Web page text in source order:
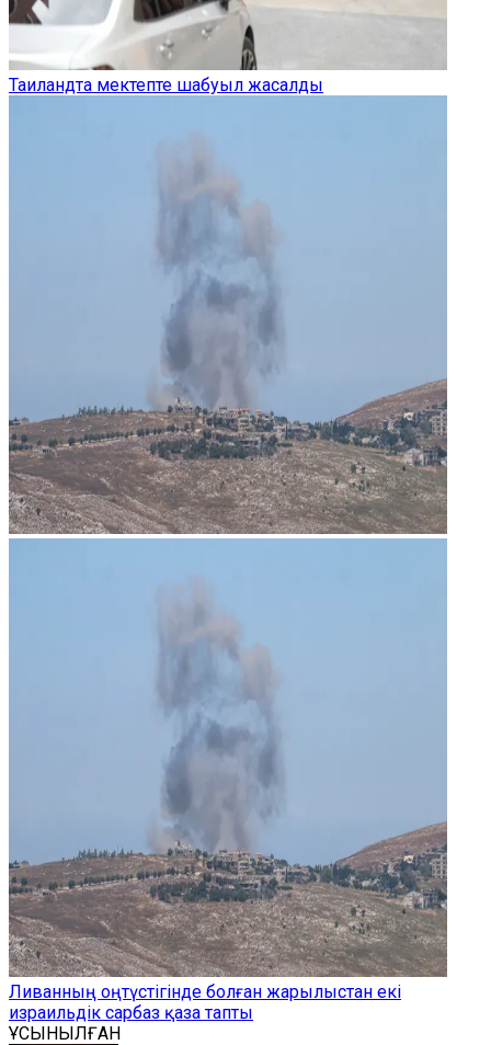
Таиландта мектепте шабуыл жасалды
Ливанның оңтүстігінде болған жарылыстан екі
израильдік сарбаз қаза тапты
ҰСЫНЫЛҒАН